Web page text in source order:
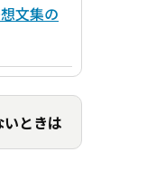
文集の
ときは